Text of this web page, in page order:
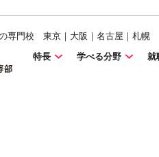
専門校 東京｜大阪｜名古屋｜札幌
特長
学べる分野 就